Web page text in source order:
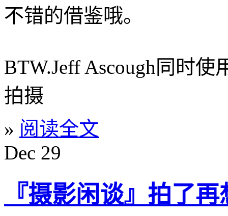
不错的借鉴哦。
BTW.Jeff Ascough同时使
拍摄
» 阅读全文
Dec 29
『摄影闲谈』拍了